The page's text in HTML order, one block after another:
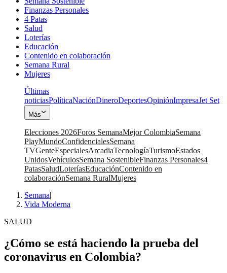
Finanzas Personales
4 Patas
Salud
Loterías
Educación
Contenido en colaboración
Semana Rural
Mujeres
Últimas
noticiasPolíticaNaciónDineroDeportesOpiniónImpresaJet Set
Más
Elecciones 2026Foros SemanaMejor ColombiaSemana
PlayMundoConfidencialesSemana
TVGenteEspecialesArcadiaTecnologíaTurismoEstados
UnidosVehículosSemana SostenibleFinanzas Personales4
PatasSaludLoteríasEducaciónContenido en
colaboraciónSemana RuralMujeres
Semana|
Vida Moderna
SALUD
¿Cómo se está haciendo la prueba del
coronavirus en Colombia?